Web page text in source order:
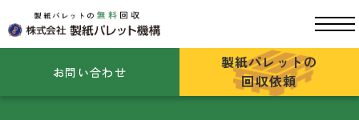
お問い合わせ
製紙パレットの
回収依頼